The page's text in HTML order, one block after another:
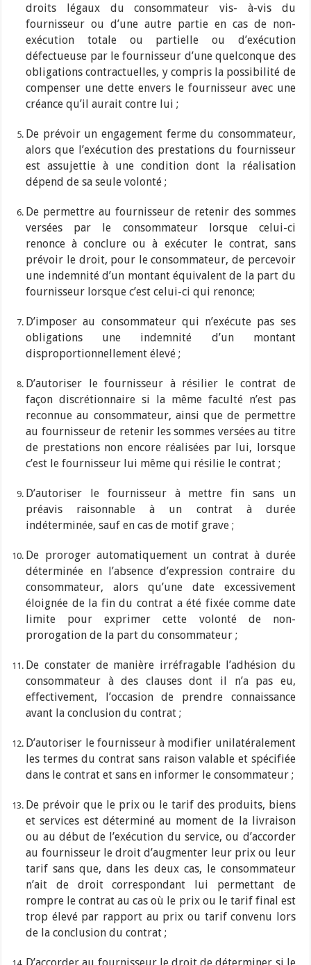
droits légaux du consommateur vis- à-vis du
fournisseur ou d’une autre partie en cas de non-
exécution totale ou partielle ou d’exécution
défectueuse par le fournisseur d’une quelconque des
obligations contractuelles, y compris la possibilité de
compenser une dette envers le fournisseur avec une
créance qu’il aurait contre lui ;
De prévoir un engagement ferme du consommateur,
alors que l’exécution des prestations du fournisseur
est assujettie à une condition dont la réalisation
dépend de sa seule volonté ;
De permettre au fournisseur de retenir des sommes
versées par le consommateur lorsque celui-ci
renonce à conclure ou à exécuter le contrat, sans
prévoir le droit, pour le consommateur, de percevoir
une indemnité d’un montant équivalent de la part du
fournisseur lorsque c’est celui-ci qui renonce;
D’imposer au consommateur qui n’exécute pas ses
obligations une indemnité d’un montant
disproportionnellement élevé ;
D’autoriser le fournisseur à résilier le contrat de
façon discrétionnaire si la même faculté n’est pas
reconnue au consommateur, ainsi que de permettre
au fournisseur de retenir les sommes versées au titre
de prestations non encore réalisées par lui, lorsque
c’est le fournisseur lui même qui résilie le contrat ;
D’autoriser le fournisseur à mettre fin sans un
préavis raisonnable à un contrat à durée
indéterminée, sauf en cas de motif grave ;
De proroger automatiquement un contrat à durée
déterminée en l’absence d’expression contraire du
consommateur, alors qu’une date excessivement
éloignée de la fin du contrat a été fixée comme date
limite pour exprimer cette volonté de non-
prorogation de la part du consommateur ;
De constater de manière irréfragable l’adhésion du
consommateur à des clauses dont il n’a pas eu,
effectivement, l’occasion de prendre connaissance
avant la conclusion du contrat ;
D’autoriser le fournisseur à modifier unilatéralement
les termes du contrat sans raison valable et spécifiée
dans le contrat et sans en informer le consommateur ;
De prévoir que le prix ou le tarif des produits, biens
et services est déterminé au moment de la livraison
ou au début de l’exécution du service, ou d’accorder
au fournisseur le droit d’augmenter leur prix ou leur
tarif sans que, dans les deux cas, le consommateur
n’ait de droit correspondant lui permettant de
rompre le contrat au cas où le prix ou le tarif final est
trop élevé par rapport au prix ou tarif convenu lors
de la conclusion du contrat ;